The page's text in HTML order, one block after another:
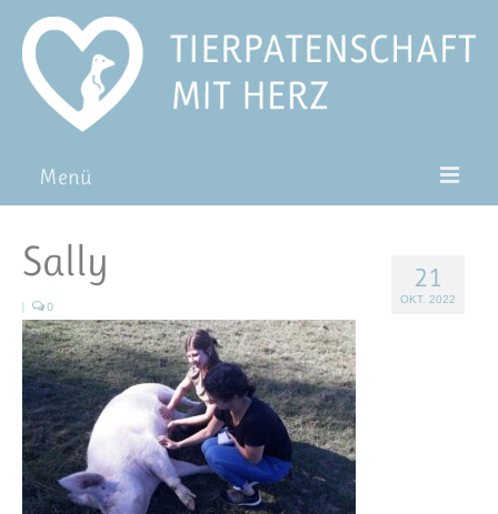
Menü
Pat*in werden
Patenschaft verschenken
Blog
FAQ
21
OKT. 2022
Sally
| 0